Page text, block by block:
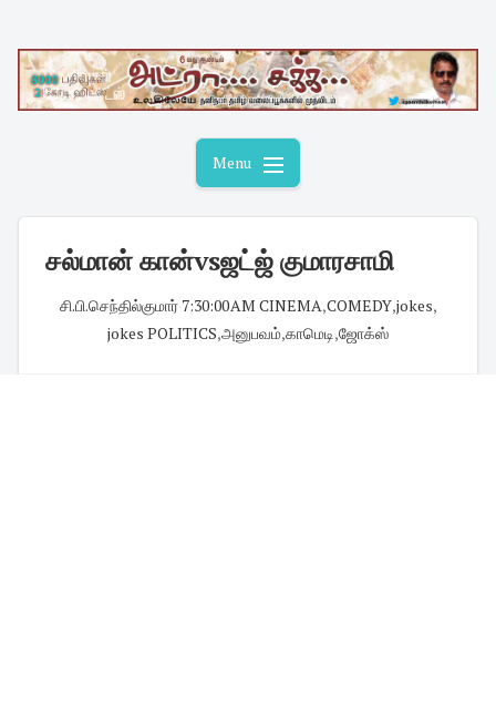
content
Menu
சல்மான் கான்vsஜட்ஜ் குமாரசாமி
சி.பி.செந்தில்குமார்· 7:30:00 AM CINEMA,COMEDY,jokes,
jokes POLITICS,அனுபவம்,காமெடி,ஜோக்ஸ்